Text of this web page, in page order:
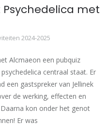
Psychedelica met
2024-2025
Alcmaeon een pubquiz
centraal staat. Er
een gastspreker van Jellinek
de werking, effecten en
Daarna kon onder het genot
Er was